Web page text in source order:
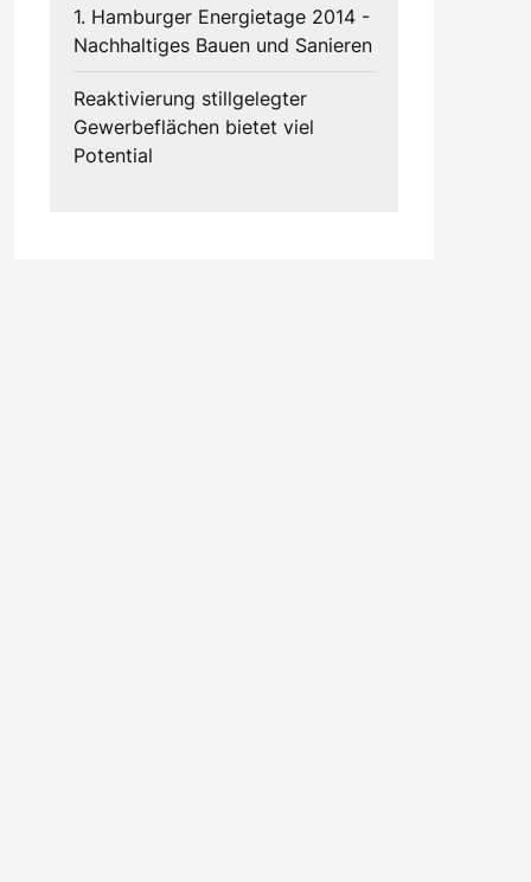
1. Hamburger Energietage 2014 -
Nachhaltiges Bauen und Sanieren
Reaktivierung stillgelegter
Gewerbeflächen bietet viel
Potential